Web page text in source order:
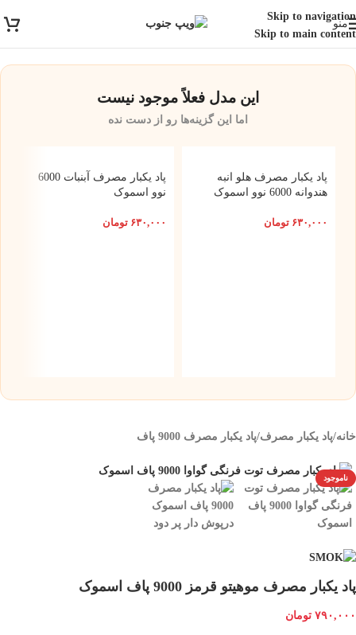
Skip to navigation
Skip to main content
پست و تیپاکس
منو
این مدل فعلاً موجود نیست
اما این گزینه‌ها رو از دست نده
پاد یکبار مصرف هلو انبه
هندوانه 6000 نوو اسموک
۶۳۰,۰۰۰ تومان
پاد یکبار مصرف آبنبات 6000
نوو اسموک
۶۳۰,۰۰۰ تومان
خانه/پاد یکبار مصرف/پاد یکبار مصرف 9000 پاف
ناموجود
پاد یکبار مصرف موهیتو قرمز 9000 پاف اسموک
۷۹۰,۰۰۰ تومان